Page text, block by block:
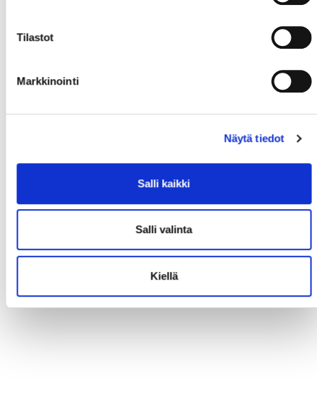
Tilastot
Markkinointi
Näytä tiedot
Salli kaikki
Salli valinta
Kiellä